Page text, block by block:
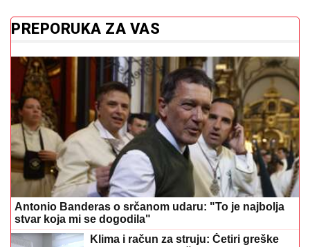
Antonio Banderas o srčanom udaru: "To je najbolja
stvar koja mi se dogodila"
Klima i račun za struju: Četiri greške
koje vas skupo koštaju
Ajvar po starom makedonskom
receptu: Tajna kremaste teksture i
neodoljivog okusa